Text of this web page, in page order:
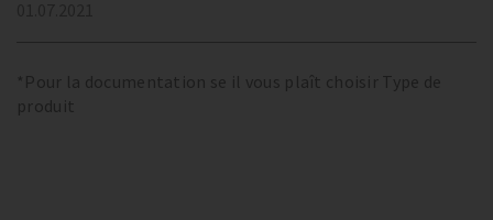
*Pour la documentation se il vous plaît choisir Type de
produit